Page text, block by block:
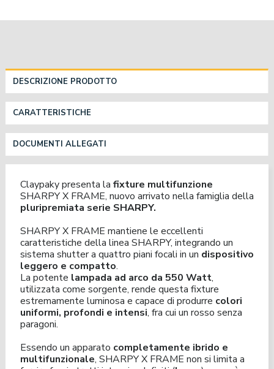
DESCRIZIONE PRODOTTO
CARATTERISTICHE
DOCUMENTI ALLEGATI
Claypaky presenta la fixture multifunzione
SHARPY X FRAME, nuovo arrivato nella famiglia della
pluripremiata serie SHARPY.
SHARPY X FRAME mantiene le eccellenti
caratteristiche della linea SHARPY, integrando un
sistema shutter a quattro piani focali in un dispositivo
leggero e compatto.
La potente lampada ad arco da 550 Watt,
utilizzata come sorgente, rende questa fixture
estremamente luminosa e capace di produrre colori
uniformi, profondi e intensi, fra cui un rosso senza
paragoni.
Essendo un apparato completamente ibrido e
multifunzionale, SHARPY X FRAME non si limita a